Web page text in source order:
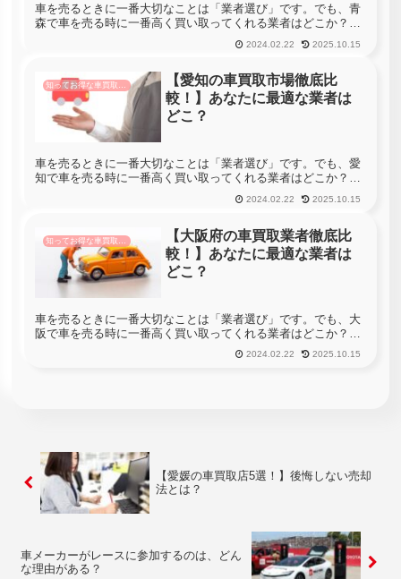
車を売るときに一番大切なことは「業者選び」です。でも、青
森で車を売る時に一番高く買い取ってくれる業者はどこか？っ
て聞かれても分からない・・・という方も多いと思います。青
森には233社の車買取店があります。車を売る時に青森のすべ
2024.02.22 2025.10.15
知ってお得な車買取情報
【愛知の車買取市場徹底比
較！】あなたに最適な業者は
どこ？
車を売るときに一番大切なことは「業者選び」です。でも、愛
知で車を売る時に一番高く買い取ってくれる業者はどこか？っ
て聞かれても分からない・・・という方も多いと思います。愛
知には833社の車買取店があります。車を売る時に愛知のすべ
2024.02.22 2025.10.15
【大阪府の車買取業者徹底比
較！】あなたに最適な業者は
どこ？
車を売るときに一番大切なことは「業者選び」です。でも、大
阪で車を売る時に一番高く買い取ってくれる業者はどこか？っ
て聞かれても分からない・・・という方も多いと思います。大
阪には1048社の車買取店があります。車を売る時に大阪のすべ
2024.02.22 2025.10.15
【愛媛の車買取店5選！】後悔しない売却
法とは？
車メーカーがレースに参加するのは、どん
な理由がある？